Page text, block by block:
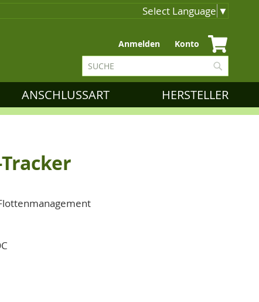
Select Language ▼
Zum
Inhalt
springen
Anmelden Konto
Suche
ANSCHLUSSART HERSTELLER